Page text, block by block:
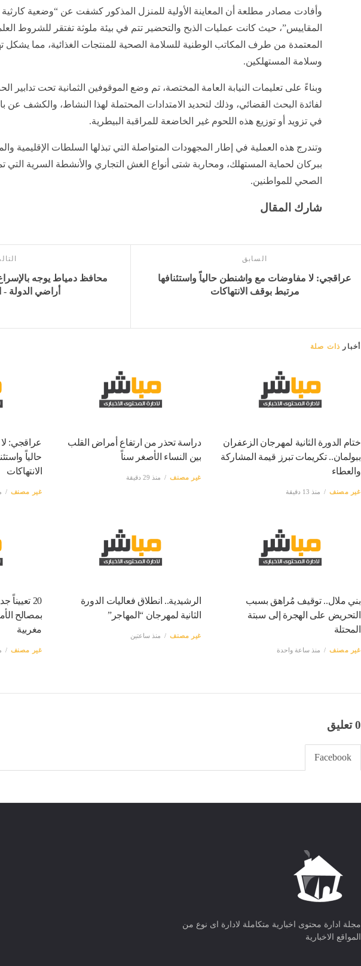
​وأفادت مصادر مطلعة أن المعاينة الأولية للمنزل المذكور كشفت عن “وضعية
المقاييس”، حيث كانت عمليات الذبح والتحضير تتم في بيئة ملوثة تفتقر للشروط
المعتمدة من طرف المكاتب الوطنية للسلامة الصحية للمنتجات الغذائية، مما يشكل
وسلامة المستهلكين.
​وبناءً على تعليمات النيابة العامة المختصة، تم وضع الموقوفين الثمانية تحت تدابير
لفائدة البحث القضائي، وذلك لتحديد الامتدادات المحتملة لهذا النشاط، والكشف عن
في تزويد أو توزيع هذه اللحوم غير الخاضعة للمراقبة البيطرية.
​وتندرج هذه العملية في إطار المجهودات المتواصلة التي تبذلها السلطات الإقليمية
ببركان لحماية المستهلك، ومحاربة شتى أنواع الغش التجاري والأنشطة السرية التي
الصحي للمواطنين.
شارك المقال
السابق
عراقجي: لا مفاوضات مع واشنطن حالياً واستئنافها
مرتبط بوقف الانتهاكات
محافظ دمياط يوجه
أراضي الدولة
أخبار ذات صلة
ختام الدورة الثانية لمهرجان الزعفران
ببولمان.. تكريمات تبرز قيمة المشاركة
والعطاء
غير مصنف منذ 13 دقيقة
دراسة تحذر من ارتفاع أمراض القلب
بين النساء الأصغر سناً
غير مصنف منذ 29 دقيقة
عراقجي:
حالياً
الانتهاكات
غير مصنف
بني ملال.. توقيف مُراهق بسبب
التحريض على الهجرة إلى سبتة
المحتلة
غير مصنف منذ ساعة واحدة
الرشيدية.. انطلاق فعاليات الدورة
الثانية لمهرجان “المهاجر”
غير مصنف منذ ساعتين
20
بمصالح
مغربية
غير مصنف
0 تعليق
Facebook
مجلة ادارة محتوى اخبارية متكاملة لادارة اى نوع من
المواقع الاخبارية